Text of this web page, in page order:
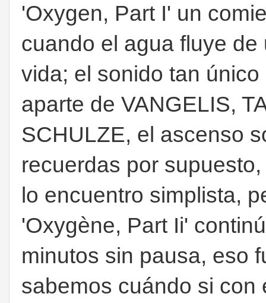
'Oxygen, Part I' un
cuando el agua fluye
vida; el sonido tan
aparte de VANGELIS,
SCHULZE, el ascenso
recuerdas por
lo encuentro simplista,
'Oxygène, Part Ii'
minutos sin pausa, eso
sabemos cuándo si con